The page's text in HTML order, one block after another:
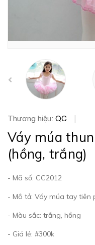
Thương hiệu: QC
Váy múa
(hồng, trắng)
- Mã số: CC2012
- Mô tả: Váy múa tay tiên
- Màu sắc: trắng, hồng
- Giá lẻ: #300k